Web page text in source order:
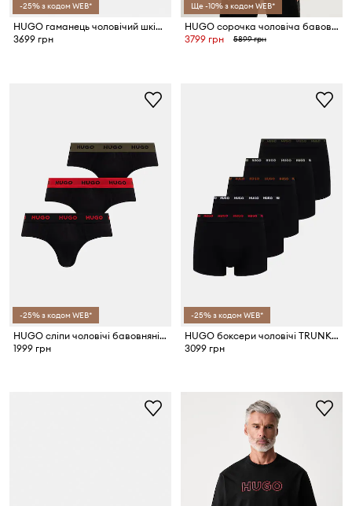
-25% з кодом WEB*
HUGO гаманець чоловічий шкіряний Tibby_2.0_4cc coin
3699 грн
Ще -10% з кодом WEB*
HUGO сорочка чоловіча бавовняна Epoldo
3799 грн
5899 грн
-25% з кодом WEB*
HUGO сліпи чоловічі бавовняні з еластаном HIPBRIEF TRIPLETPACK 3 шт.
1999 грн
-25% з кодом WEB*
HUGO боксери чоловічі TRUNK FIVE PACK 5 шт.
3099 грн